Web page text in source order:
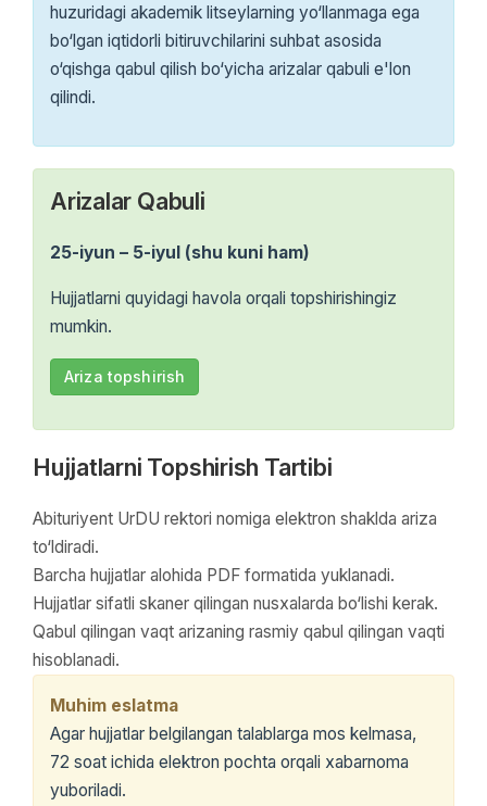
huzuridagi akademik litseylarning yo‘llanmaga ega
bo‘lgan iqtidorli bitiruvchilarini suhbat asosida
o‘qishga qabul qilish bo‘yicha arizalar qabuli e'lon
qilindi.
Arizalar Qabuli
25-iyun – 5-iyul (shu kuni ham)
Hujjatlarni quyidagi havola orqali topshirishingiz
mumkin.
Ariza topshirish
Hujjatlarni Topshirish Tartibi
Abituriyent UrDU rektori nomiga elektron shaklda ariza
to‘ldiradi.
Barcha hujjatlar alohida PDF formatida yuklanadi.
Hujjatlar sifatli skaner qilingan nusxalarda bo‘lishi kerak.
Qabul qilingan vaqt arizaning rasmiy qabul qilingan vaqti
hisoblanadi.
Muhim eslatma
Agar hujjatlar belgilangan talablarga mos kelmasa,
72 soat ichida elektron pochta orqali xabarnoma
yuboriladi.